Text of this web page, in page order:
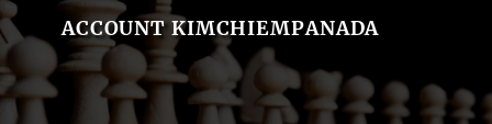
ACCOUNT KIMCHIEMPANADA